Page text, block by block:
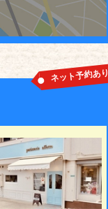
ネット予約あり